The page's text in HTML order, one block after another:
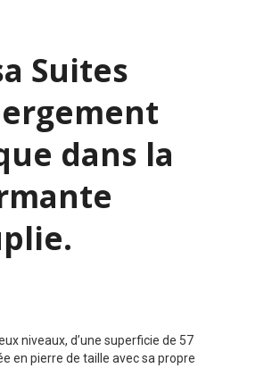
Suites
dans la
niveaux, d’une superficie de 57
en pierre de taille avec sa propre